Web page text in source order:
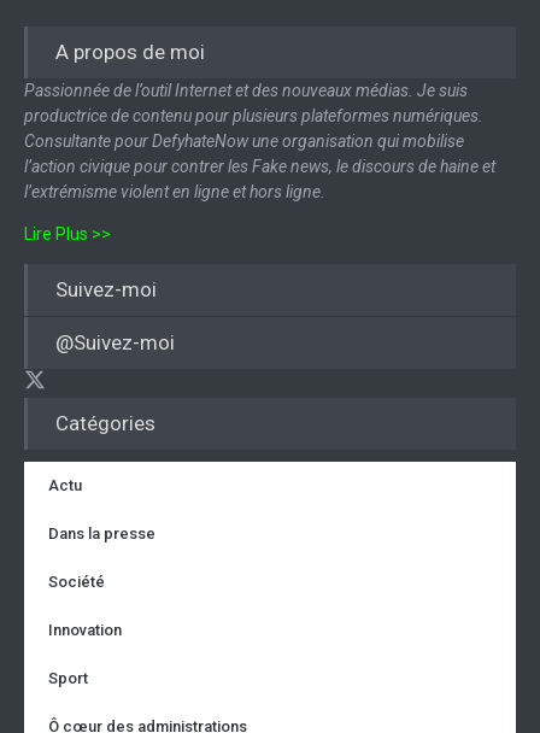
Catégories
Actu
Dans la presse
Société
Innovation
Sport
Ô cœur des administrations
A propos de moi
Passionnée de l’outil Internet et des nouveaux médias. Je suis
productrice de contenu pour plusieurs plateformes numériques.
Consultante pour DefyhateNow une organisation qui mobilise
l’action civique pour contrer les Fake news, le discours de haine et
l’extrémisme violent en ligne et hors ligne.
Lire Plus >>
Suivez-moi
@Suivez-moi